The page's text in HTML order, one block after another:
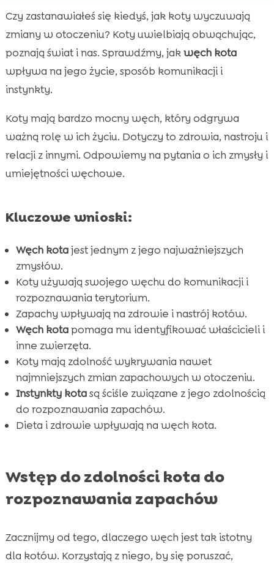
 Wstęp do zdolności kota do rozpoznawania
zapachów
 Jak działa zmysł węchu u kotów?
 Rola węchu w codziennym życiu kotów
 Znaczenie zapachów w komunikacji między

Wpływ zdolności rozpoznawania zapachów
na zachowanie kota
 Zapachy i ich wpływ na zdrowie kota

Zastosowanie zapachów w treningu i
Rozpoznawanie właścicieli po zapachu
rozpoznawania zapachów
 Porównanie zdolności węchowych kotów i
innych zwierząt domowych
 Znaczenie zdolności kota do rozpoznawania
zapachów w naturze
 Zaburzenia węchu u kotów – przyczyny i
skutki
Jak możemy wspierać zdolność kota do
rozpoznawania zapachów?
CricksyCat – idealny wybór dla kotów
 Technologie wykorzystywane w produktach
study
Wniosek
Czy zastanawiałeś się kiedyś, jak koty wyczuwają
zmiany w otoczeniu? Koty uwielbiają obwąchując,
poznają świat i nas. Sprawdźmy, jakwęch kota
wpływa na jego życie, sposób komunikacji i
instynkty.
Koty mają bardzo mocny węch, który odgrywa
ważną rolę w ich życiu. Dotyczy to zdrowia, nastroju i
relacji z innymi. Odpowiemy na pytania o ich zmysły i
umiejętności węchowe.
Kluczowe wnioski:
Węch kotajest jednym z jego najważniejszych
zmysłów.
Koty używają swojego węchu do komunikacji i
rozpoznawania terytorium.
Zapachy wpływają na zdrowie i nastrój kotów.
Węch kotapomaga mu identyfikować właścicieli i
inne zwierzęta.
Koty mają zdolność wykrywania nawet
najmniejszych zmian zapachowych w otoczeniu.
Instynkty kotasą ściśle związane z jego zdolnością
do rozpoznawania zapachów.
Dieta i zdrowie wpływają na węch kota.
Wstęp do zdolności kota do
rozpoznawania zapachów
Zacznijmy od tego, dlaczego węch jest tak istotny
dla kotów. Korzystają z niego, by się poruszać,